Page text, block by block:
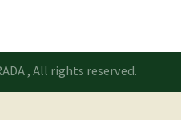
, All rights reserved.